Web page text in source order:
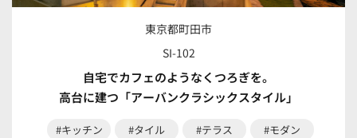
東京都町田市
SI-102
自宅でカフェのようなくつろぎを。
高台に建つ「アーバンクラシックスタイル」
#キッチン #タイル #テラス
#モダン